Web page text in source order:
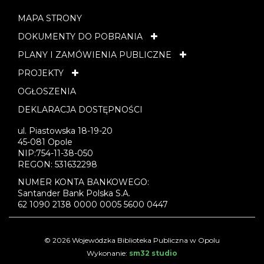
MAPA STRONY
DOKUMENTY DO POBRANIA
PLANY I ZAMÓWIENIA PUBLICZNE
PROJEKTY
OGŁOSZENIA
DEKLARACJA DOSTĘPNOŚCI
ul. Piastowska 18-19-20
45-081 Opole
NIP:754-11-38-050
REGON: 531632298
NUMER KONTA BANKOWEGO:
Santander Bank Polska S.A.
62 1090 2138 0000 0005 5600 0447
© 2026 Wojewódzka Biblioteka Publiczna w Opolu
Wykonanie: sm32 studio